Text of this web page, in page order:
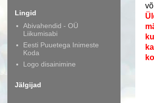
Lingid
Abivahendid - OÜ
Liikumisabi
Eesti Puuetega Inimeste
Koda
Logo disainimine
Jälgijad